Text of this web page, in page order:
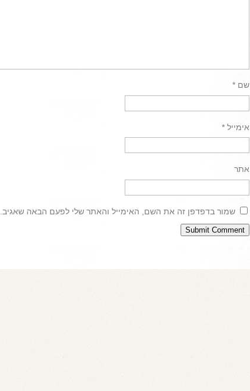
שם *
אימייל *
אתר
שמור בדפדפן זה את השם, האימייל והאתר שלי לפעם הבאה שאגיב.